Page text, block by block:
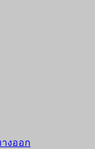
งออก